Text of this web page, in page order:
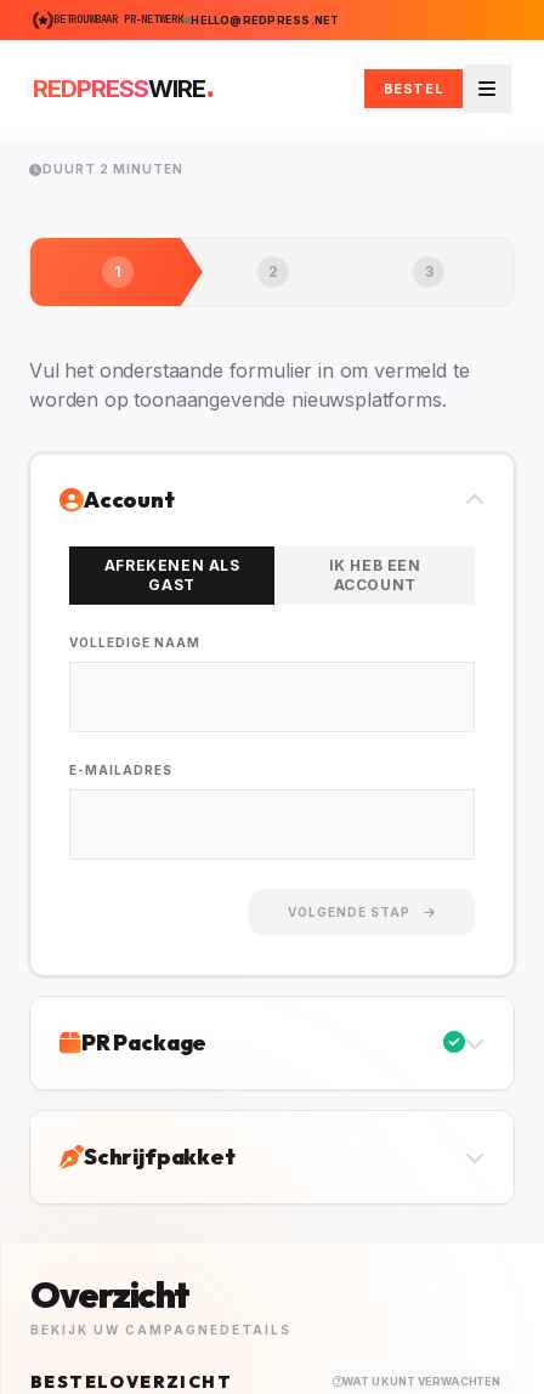
BETROUWBAAR PR-NETWERK HELLO@REDPRESS.NET
REDPRESSWIRE. BESTEL
Menu
DUURT 2 MINUTEN
1 2 3
Vul het onderstaande formulier in om vermeld te
worden op toonaangevende nieuwsplatforms.
Account
AFREKENEN ALS
GAST
IK HEB EEN
ACCOUNT
VOLLEDIGE NAAM
E-MAILADRES
VOLGENDE STAP
PR Package
Schrijfpakket
Overzicht
BEKIJK UW CAMPAGNEDETAILS
BESTELOVERZICHT WAT U KUNT VERWACHTEN